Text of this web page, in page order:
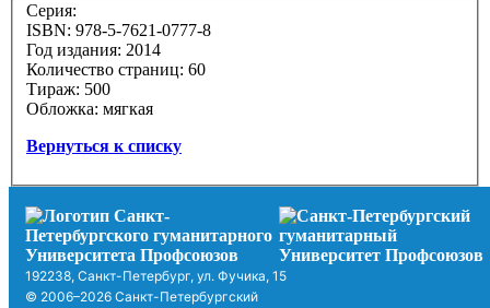
Серия:
ISBN: 978-5-7621-0777-8
Год издания: 2014
Количество страниц: 60
Тираж: 500
Обложка: мягкая
Вернуться к списку
192238, Санкт-Петербург, ул. Фучика, 15
© 2006–2026 Санкт-Петербургский